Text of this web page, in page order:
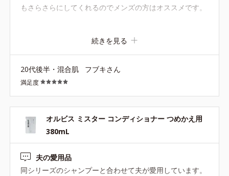
もさらさらにしてくれるのでメンズの方はオススメです。
続きを見る
20代後半・混合肌 フブキさん
満足度
オルビス ミスター コンディショナー つめかえ用
380mL
夫の愛用品
同シリーズのシャンプーと合わせて夫が愛用しています。